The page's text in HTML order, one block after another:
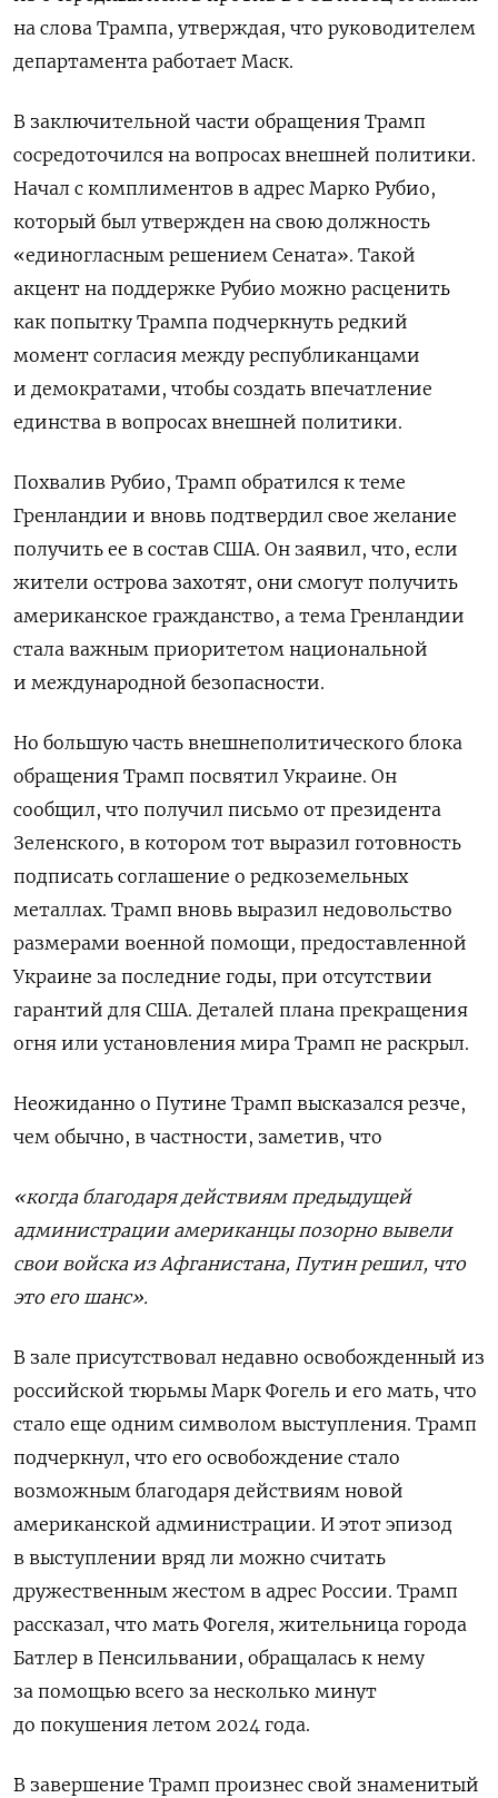
на слова Трампа, утверждая, что руководителем
департамента работает Маск.
В заключительной части обращения Трамп
сосредоточился на вопросах внешней политики.
Начал с комплиментов в адрес Марко Рубио,
который был утвержден на свою должность
«единогласным решением Сената». Такой
акцент на поддержке Рубио можно расценить
как попытку Трампа подчеркнуть редкий
момент согласия между республиканцами
и демократами, чтобы создать впечатление
единства в вопросах внешней политики.
Похвалив Рубио, Трамп обратился к теме
Гренландии и вновь подтвердил свое желание
получить ее в состав США. Он заявил, что, если
жители острова захотят, они смогут получить
американское гражданство, а тема Гренландии
стала важным приоритетом национальной
и международной безопасности.
Но большую часть внешнеполитического блока
обращения Трамп посвятил Украине. Он
сообщил, что получил письмо от президента
Зеленского, в котором тот выразил готовность
подписать соглашение о редкоземельных
металлах. Трамп вновь выразил недовольство
размерами военной помощи, предоставленной
Украине за последние годы, при отсутствии
гарантий для США. Деталей плана прекращения
огня или установления мира Трамп не раскрыл.
Неожиданно о Путине Трамп высказался резче,
чем обычно, в частности, заметив, что
«когда благодаря действиям предыдущей
администрации американцы позорно вывели
свои войска из Афганистана, Путин решил, что
это его шанс».
В зале присутствовал недавно освобожденный из
российской тюрьмы Марк Фогель и его мать, что
стало еще одним символом выступления. Трамп
подчеркнул, что его освобождение стало
возможным благодаря действиям новой
американской администрации. И этот эпизод
в выступлении вряд ли можно считать
дружественным жестом в адрес России. Трамп
рассказал, что мать Фогеля, жительница города
Батлер в Пенсильвании, обращалась к нему
за помощью всего за несколько минут
до покушения летом 2024 года.
В завершение Трамп произнес свой знаменитый